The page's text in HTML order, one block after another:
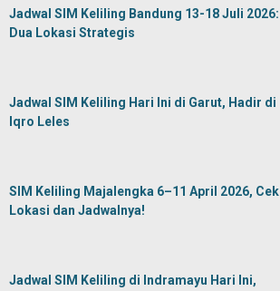
Jadwal SIM Keliling Bandung 13-18 Juli 2026:
Dua Lokasi Strategis
Jadwal SIM Keliling Hari Ini di Garut, Hadir di
Iqro Leles
SIM Keliling Majalengka 6–11 April 2026, Cek
Lokasi dan Jadwalnya!
Jadwal SIM Keliling di Indramayu Hari Ini,